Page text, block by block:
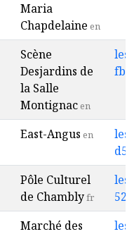
Maria
Chapdelaine en
Scène
Desjardins de
la Salle
Montignac en
East-Angus en
Pôle Culturel
de Chamblyfr
Marché des